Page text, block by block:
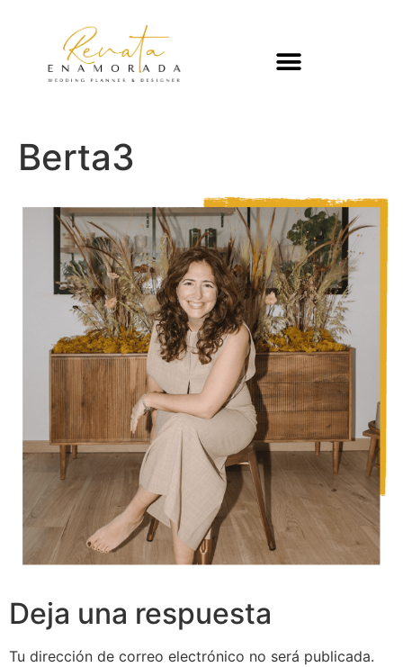
Berta3
Deja una respuesta
Tu dirección de correo electrónico no será publicada.